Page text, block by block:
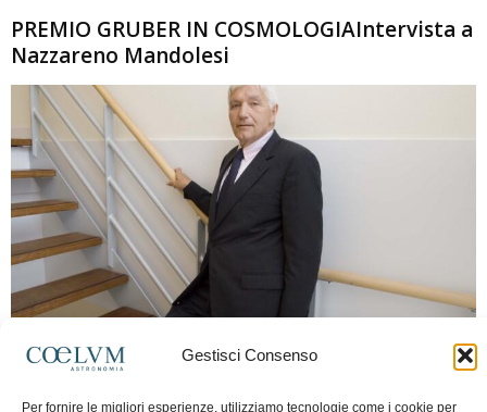
Gestisci Consenso
Per fornire le migliori esperienze, utilizziamo tecnologie come i cookie per
PREMIO GRUBER IN COSMOLOGIAIntervista a
Nazzareno Mandolesi
Frida Paolella - 16 Giugno 2026 0
spaziale europea e della missione Planck. Il dialogo ripercorre i principali